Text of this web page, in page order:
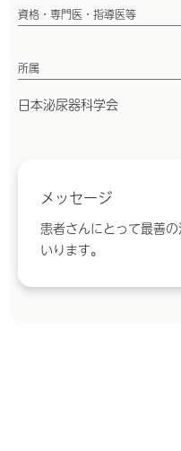
資格・専門医・指導医等
所属
日本泌尿器科学会
メッセージ
患者さんにとって最善
いります。